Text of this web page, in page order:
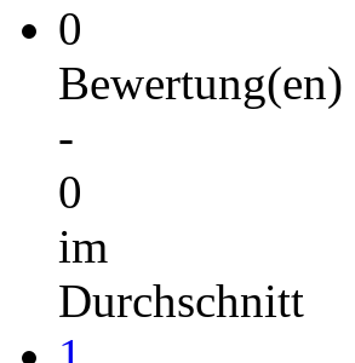
0
Bewertung(en)
-
0
im
Durchschnitt